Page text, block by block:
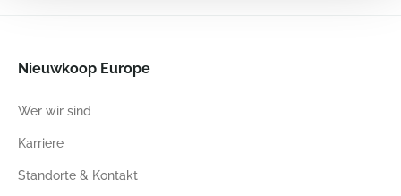
Nieuwkoop Europe
Wer wir sind
Karriere
Standorte & Kontakt